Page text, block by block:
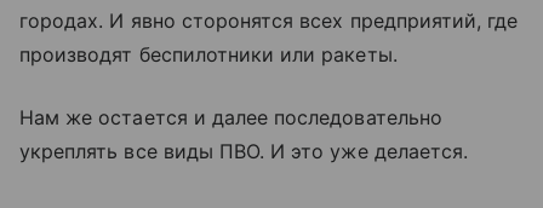
городах. И явно сторонятся всех предприятий, где
производят беспилотники или ракеты.
Нам же остается и далее последовательно
укреплять все виды ПВО. И это уже делается.